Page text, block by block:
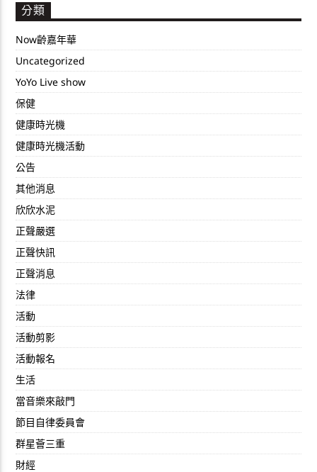
分類
Now齡嘉年華
Uncategorized
YoYo Live show
保健
健康時光機
健康時光機活動
公告
其他消息
欣欣水泥
正聲嚴選
正聲快訊
正聲消息
法律
活動
活動剪影
活動報名
生活
當音樂來敲門
節目自律委員會
群星薈三重
財經